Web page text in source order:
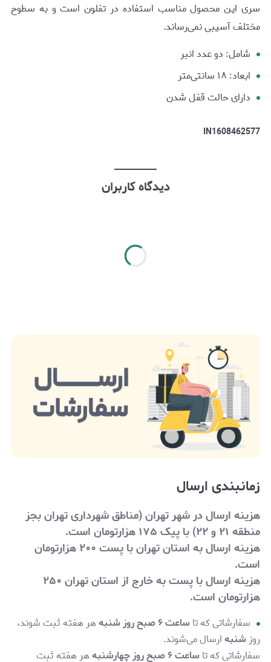
سری این محصول مناسب استفاده در تفلون است و به سطوح
مختلف آسیبی نمی‌رساند.
شامل: دو عدد انبر
ابعاد: ۱۸ سانتی‌متر
دارای حالت قفل شدن
IN1608462577
دیدگاه کاربران
زمانبندی ارسال
هزینه ارسال در شهر تهران (مناطق شهرداری تهران بجز
منطقه ۲۱ و ۲۲) با پیک ۱۷۵ هزارتومان است.
هزینه ارسال به استان تهران با پست ۲۰۰ هزارتومان
است.
هزینه ارسال با پست به خارج از استان تهران ۲۵۰
هزارتوماناست.
سفارشاتی که تاساعت ۶ صبح روز شنبه
هر هفته ثبت شوند،
روز شنبهارسال می‌شوند.
سفارشاتی که تاساعت ۶ صبح روز چهارشنبه هر هفته ثبت